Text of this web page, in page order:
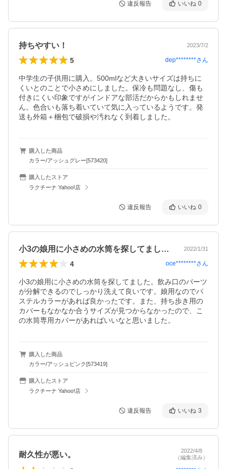
違反報告 いいね 0
持ちやすい！ 2023/7/2
5 dep********さん
中学生の子供用に購入。500mlなど大きいサイズは持ちに
くいとのことで小さめにしました。保冷も問題なし、傷も
付きにくい印象ですがインドアな部活だからかもしれませ
ん。色合いも落ち着いていて気に入っているようです。発
送も外箱＋梱包で破損や汚れなく到着しました。
購入した商品
カラー/アッシュグレー[573420]
購入したストア
ラクチーナ Yahoo!店
違反報告 いいね 0
小3の娘用に小さめの水筒を探してました… 2022/1/31
4 oce********さん
小3の娘用に小さめの水筒を探してました。飲み口のパーツ
が分解できるのでしっかり洗えて良いです。娘用なのでパ
ステルカラーがあれば良かったです。また、持ち歩き用の
カバーもなかなか合うサイズが見つからなかったので、こ
の水筒専用カバーがあればいいなと思いました。
購入した商品
カラー/アッシュピンク[573419]
購入したストア
ラクチーナ Yahoo!店
違反報告 いいね 3
耐久性が悪い。
2022/4/8
（編集済み）